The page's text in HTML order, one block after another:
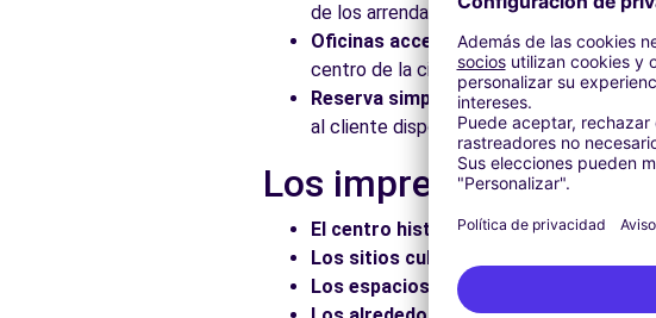
de los arrendadores asociados.
Oficinas accesibles:Recoja su vehículo
centro de la ciudad, en estaciones o
Reserva simplificada:Nuestra
al cliente disponible para responder a
Los imprescindibles
El centro histórico:Pasee por las
Los sitios culturales:
Los espacios naturales:
Disfrute de